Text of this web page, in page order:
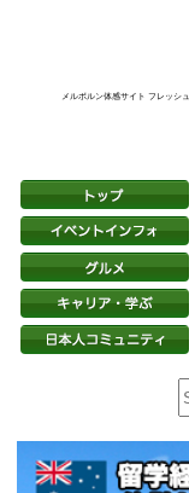
メルボルン体感サイト フレッシ